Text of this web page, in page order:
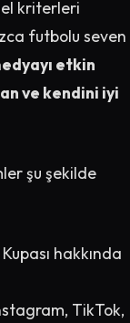
kriterleri
futbolu seven
etkin
ve kendini iyi
şu şekilde
hakkında
TikTok,